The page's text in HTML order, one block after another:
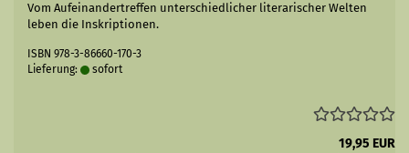
Vom Aufeinandertreffen unterschiedlicher literarischer Welten
leben die Inskriptionen.
ISBN 978-3-86660-170-3
Lieferung:
sofort
19,95 EUR